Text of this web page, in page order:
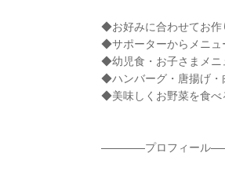
◆お好みに合わせてお作
◆サポーターからメニュ
◆幼児食・お子さまメニ
◆ハンバーグ・唐揚げ・
◆美味しくお野菜を食べ
————プロフィー